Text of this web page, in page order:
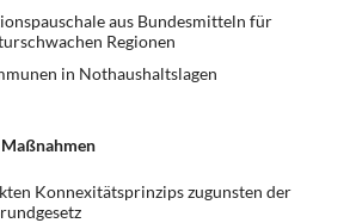
aus Bundesmitteln für
Regionen
in Nothaushaltslagen
Konnexitätsprinzips zugunsten der